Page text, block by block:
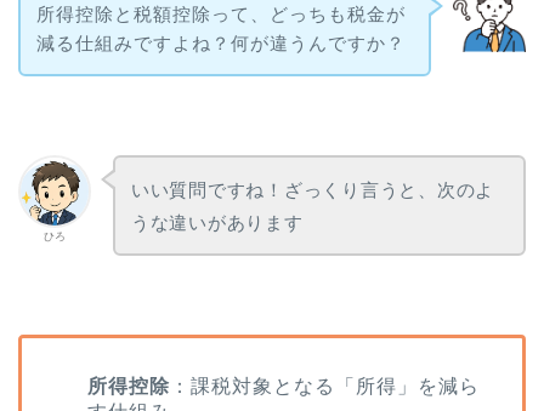
所得控除と税額控除って、どっちも税金が
減る仕組みですよね？何が違うんですか？
ひろ
いい質問ですね！ざっくり言うと、次のよ
うな違いがあります
所得控除 ：課税対象となる「所得」を減ら